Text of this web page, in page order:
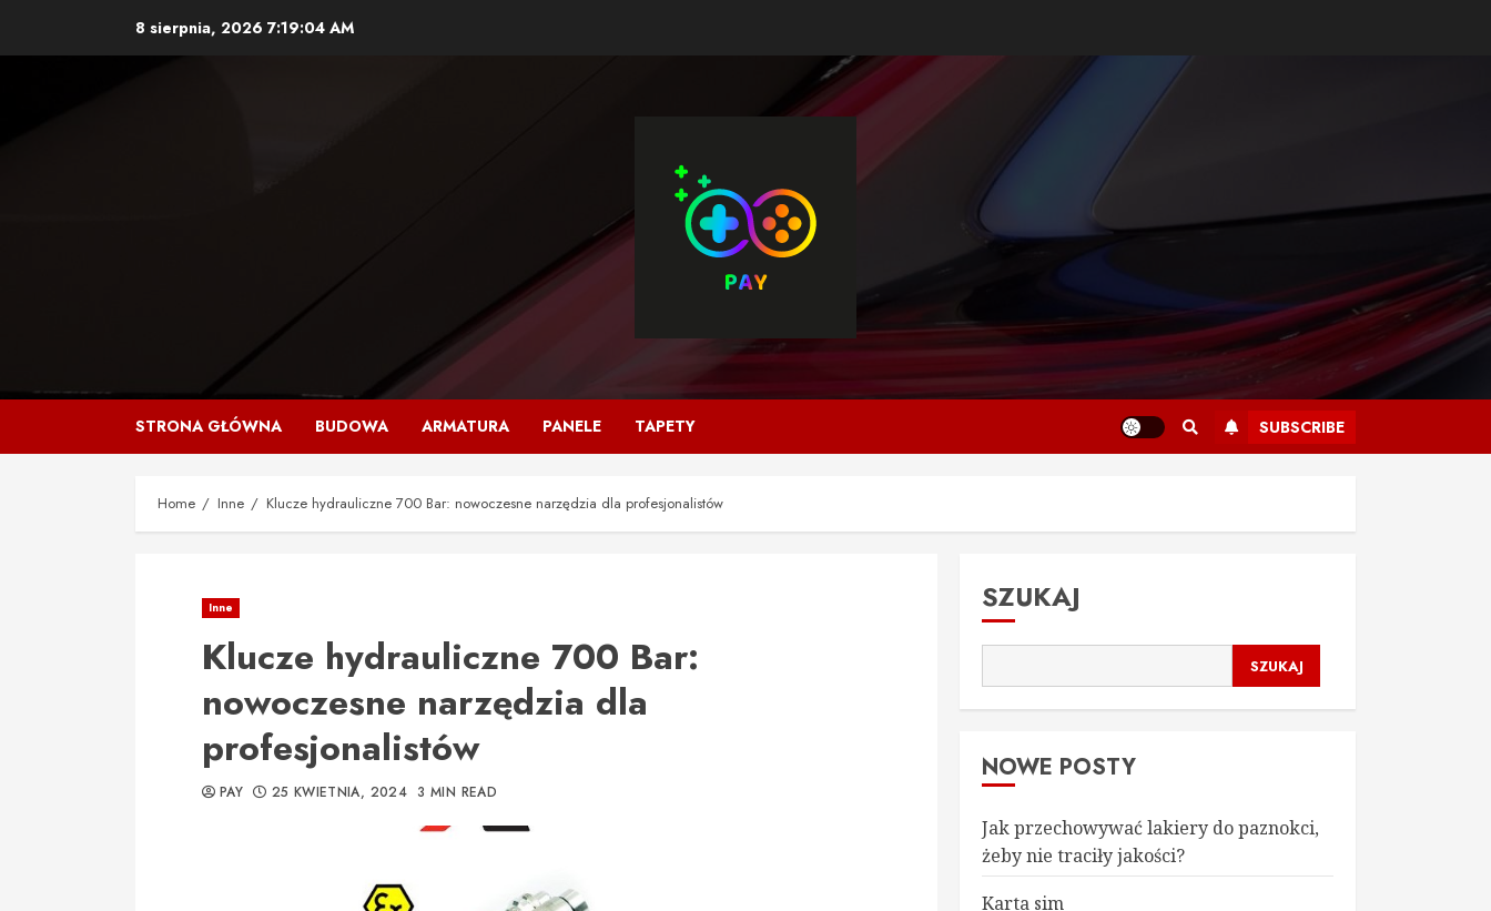
8 sierpnia, 2026 7:19:05 AM
STRONA GŁÓWNA BUDOWA ARMATURA PANELE TAPETY SUBSCRIBE
Home Inne Klucze hydrauliczne 700 Bar: nowoczesne narzędzia dla profesjonalistów
Inne
Klucze hydrauliczne 700 Bar:
nowoczesne narzędzia dla
profesjonalistów
PAY 25 KWIETNIA, 2024 3 MIN READ
SZUKAJ
SZUKAJ
NOWE POSTY
Jak przechowywać lakiery do paznokci,
żeby nie traciły jakości?
Karta sim